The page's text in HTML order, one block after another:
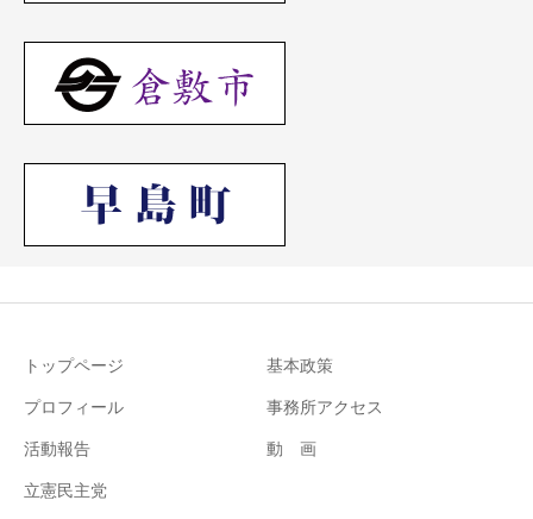
トップページ
基本政策
プロフィール
事務所アクセス
活動報告
動 画
立憲民主党